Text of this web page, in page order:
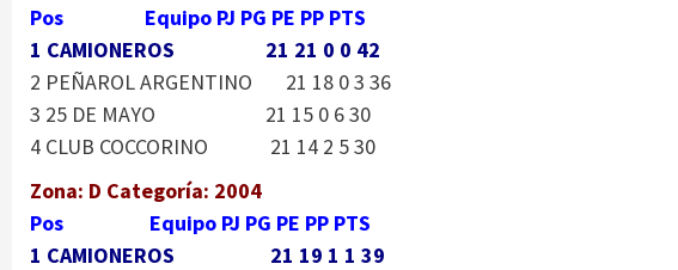
Pos Equipo PJ PG PE PP PTS
1 CAMIONEROS 21 21 0 0 42
2 PEÑAROL ARGENTINO 21 18 0 3 36
3 25 DE MAYO 21 15 0 6 30
4 CLUB COCCORINO 21 14 2 5 30
Zona: D Categoría: 2004
Pos Equipo PJ PG PE PP PTS
1 CAMIONEROS 21 19 1 1 39